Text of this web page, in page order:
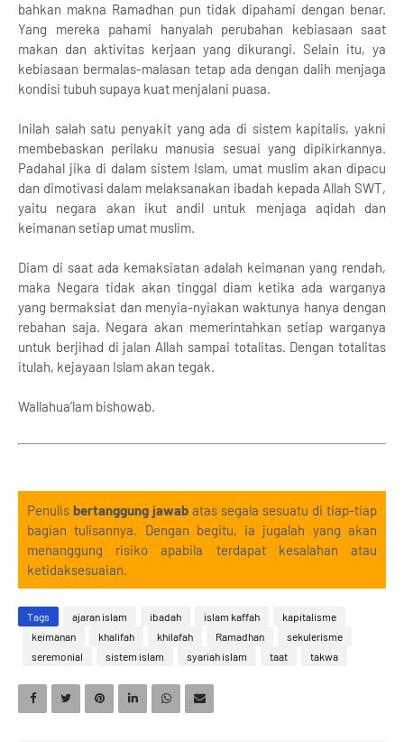
bahkan makna Ramadhan pun tidak dipahami dengan benar.
Yang mereka pahami hanyalah perubahan kebiasaan saat
makan dan aktivitas kerjaan yang dikurangi. Selain itu, ya
kebiasaan bermalas-malasan tetap ada dengan dalih menjaga
kondisi tubuh supaya kuat menjalani puasa.
Inilah salah satu penyakit yang ada di sistem kapitalis, yakni
membebaskan perilaku manusia sesuai yang dipikirkannya.
Padahal jika di dalam sistem Islam, umat muslim akan dipacu
dan dimotivasi dalam melaksanakan ibadah kepada Allah SWT,
yaitu negara akan ikut andil untuk menjaga aqidah dan
keimanan setiap umat muslim.
Diam di saat ada kemaksiatan adalah keimanan yang rendah,
maka Negara tidak akan tinggal diam ketika ada warganya
yang bermaksiat dan menyia-nyiakan waktunya hanya dengan
rebahan saja. Negara akan memerintahkan setiap warganya
untuk berjihad di jalan Allah sampai totalitas. Dengan totalitas
itulah, kejayaan Islam akan tegak.
Wallahua’lam bishowab.
Penulis bertanggung jawab atas segala sesuatu di tiap-tiap
bagian tulisannya. Dengan begitu, ia jugalah yang akan
menanggung risiko apabila terdapat kesalahan atau
ketidaksesuaian.
Tags ajaran islam ibadah islam kaffah
kapitalisme
keimanan
khalifah khilafah Ramadhan
sekulerisme
seremonial
sistem islam syariah islam taat takwa